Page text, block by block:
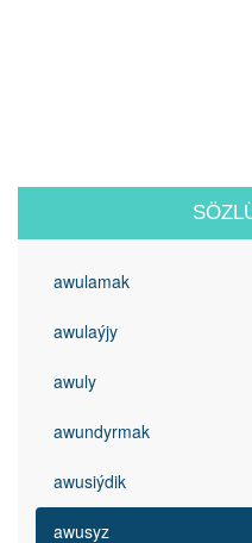
awulamak
awulaýjy
awuly
awundyrmak
awusiýdik
awusyz